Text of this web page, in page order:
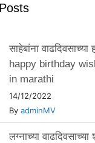
साहेबांना
happy birthday
in marathi
14/12/2022
By adminMV
लग्नाच्या